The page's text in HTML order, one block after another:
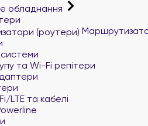
обладнання
та Wi-Fi репітери
LTE та кабелі